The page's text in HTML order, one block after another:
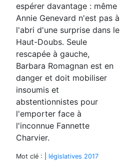
espérer davantage : même
Annie Genevard n'est pas à
l'abri d'une surprise dans le
Haut-Doubs. Seule
rescapée à gauche,
Barbara Romagnan est en
danger et doit mobiliser
insoumis et
abstentionnistes pour
l'emporter face à
l'inconnue Fannette
Charvier.
Mot clé : | législatives 2017